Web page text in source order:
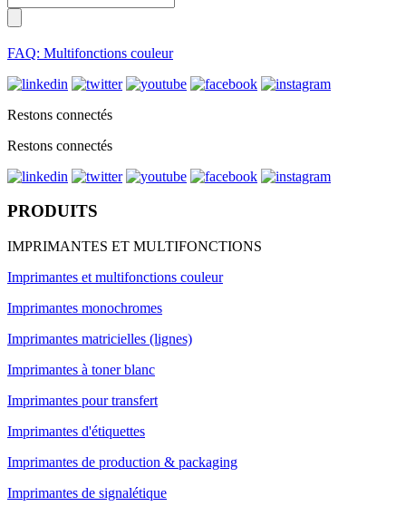
FAQ: Multifonctions couleur
Restons connectés
Restons connectés
PRODUITS
IMPRIMANTES ET MULTIFONCTIONS
Imprimantes et multifonctions couleur
Imprimantes monochromes
Imprimantes matricielles (lignes)
Imprimantes à toner blanc
Imprimantes pour transfert
Imprimantes d'étiquettes
Imprimantes de production & packaging
Imprimantes de signalétique